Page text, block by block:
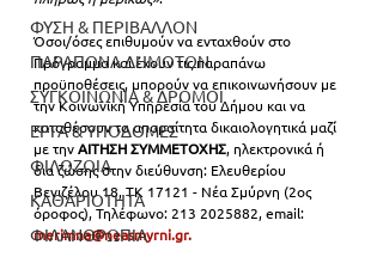
ΦΥΣΗ & ΠΕΡΙΒΑΛΛΟΝ
ΠΑΡΑΠΟΝΑ ΔΗΜΟΤΩΝ
ΣΥΓΚΟΙΝΩΝΙΑ & ΔΡΟΜΟΙ
ΕΡΓΑ & ΥΠΟΔΟΜΕΣ
ΦΙΛΟΖΩΙΑ
ΚΑΘΑΡΙΟΤΗΤΑ
ΦΙΛΑΝΘΡΩΠΙΑ
Όσοι/όσες επιθυμούν να ενταχθούν στο
Πρόγραμμα και έχουν τις παραπάνω
προϋποθέσεις, μπορούν να επικοινωνήσουν με
την Κοινωνική Υπηρεσία του Δήμου και να
καταθέσουν τα απαραίτητα δικαιολογητικά μαζί
με την ΑΙΤΗΣΗ ΣΥΜΜΕΤΟΧΗΣ, ηλεκτρονικά ή
δια ζώσης στην διεύθυνση: Ελευθερίου
Βενιζέλου 18, TK 17121 - Νέα Σμύρνη (2ος
όροφος), Τηλέφωνο: 213 2025882, email:
merimna@neasmyrni.gr.